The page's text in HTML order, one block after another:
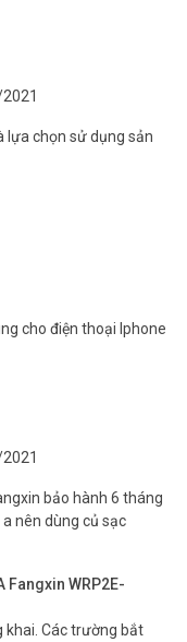
lựa chọn sử dụng sản
cho điện thoại Iphone
bảo hành 6 tháng
nên dùng củ sạc
Fangxin WRP2E-
Các trường bắt